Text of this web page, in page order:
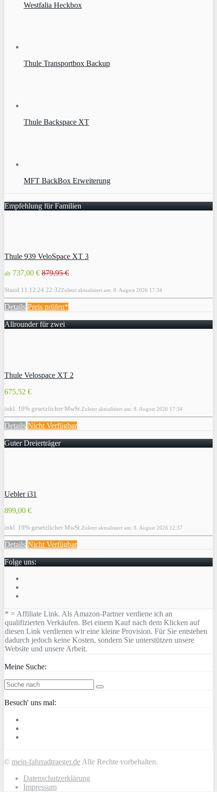
Westfalia Heckbox
Thule Transportbox Backup
Thule Backspace XT
MFT BackBox Erweiterung
Empfehlung für Familien
Thule 939 VeloSpace XT 3
ab 737,00 € 879,95 €
Stand 11.12.24 22:32Zuletzt aktualisiert am: 8. August 2026 17:34
Details Preis prüfen*
Allrounder für zwei
Thule Velospace XT 2
675,52 €
inkl. 19% gesetzlicher MwSt.Zuletzt aktualisiert am: 8. August 2026 17:34
Details Nicht Verfügbar
Guter Dreierträger
Uebler i31
899,00 €
inkl. 19% gesetzlicher MwSt. Zuletzt aktualisiert am: 8. August 2026 12:37
Details Nicht Verfügbar
Folge uns:
* = Affiliate Link. Als Amazon-Partner verdiene ich an
qualifizierten Verkäufen. Bei einem Kauf nach dem Klicken auf
diesen Link verdienen wir eine kleine Provision. Für Sie entstehen
dadurch jedoch keine Kosten, sondern Sie unterstützen unsere
Website und unsere Arbeit.
Meine Suche:
Besuch' uns mal:
© mein-fahrradtraeger.de Alle Rechte vorbehalten.
Datenschutzerklärung
Impressum